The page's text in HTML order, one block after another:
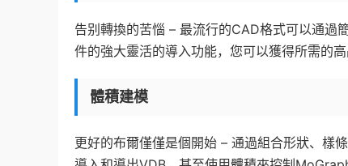
告别轉換的苦惱 – 最流行的CAD格式可以通
件的強大靈活的導入功能，您可以獲得所需的高
體積建模
更好的布爾僅僅是個開始 – 通過組合形狀、樣